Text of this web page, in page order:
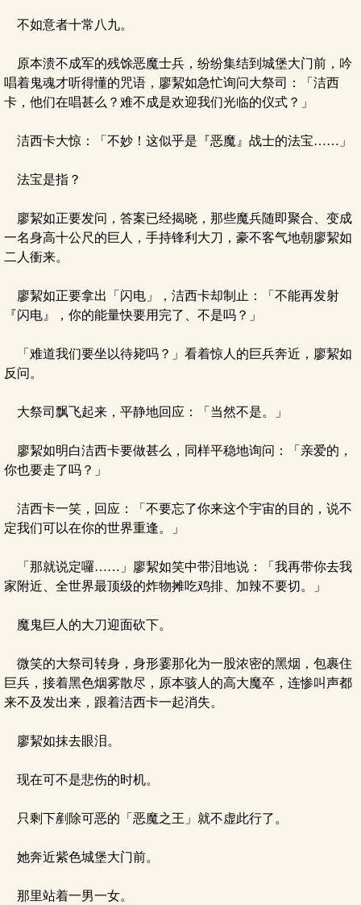
不如意者十常八九。
原本溃不成军的残馀恶魔士兵，纷纷集结到城堡大门前，吟
唱着鬼魂才听得懂的咒语，廖絜如急忙询问大祭司：「洁西
卡，他们在唱甚么？难不成是欢迎我们光临的仪式？」
洁西卡大惊：「不妙！这似乎是『恶魔』战士的法宝……」
法宝是指？
廖絜如正要发问，答案已经揭晓，那些魔兵随即聚合、变成
一名身高十公尺的巨人，手持锋利大刀，豪不客气地朝廖絜如
二人衝来。
廖絜如正要拿出「闪电」，洁西卡却制止：「不能再发射
『闪电』，你的能量快要用完了、不是吗？」
「难道我们要坐以待毙吗？」看着惊人的巨兵奔近，廖絜如
反问。
大祭司飘飞起来，平静地回应：「当然不是。」
廖絜如明白洁西卡要做甚么，同样平稳地询问：「亲爱的，
你也要走了吗？」
洁西卡一笑，回应：「不要忘了你来这个宇宙的目的，说不
定我们可以在你的世界重逢。」
「那就说定囉……」廖絜如笑中带泪地说：「我再带你去我
家附近、全世界最顶级的炸物摊吃鸡排、加辣不要切。」
魔鬼巨人的大刀迎面砍下。
微笑的大祭司转身，身形霎那化为一股浓密的黑烟，包裹住
巨兵，接着黑色烟雾散尽，原本骇人的高大魔卒，连惨叫声都
来不及发出来，跟着洁西卡一起消失。
廖絜如抹去眼泪。
现在可不是悲伤的时机。
只剩下剷除可恶的「恶魔之王」就不虚此行了。
她奔近紫色城堡大门前。
那里站着一男一女。